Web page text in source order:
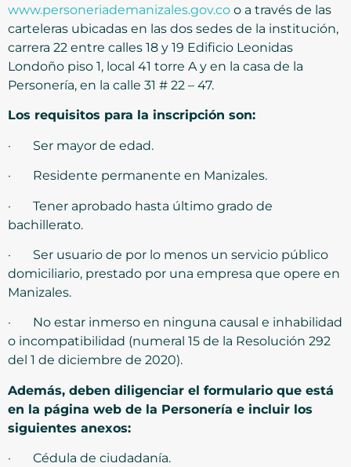
www.personeriademanizales.gov.co o a través de las
carteleras ubicadas en las dos sedes de la institución,
carrera 22 entre calles 18 y 19 Edificio Leonidas
Londoño piso 1, local 41 torre A y en la casa de la
Personería, en la calle 31 # 22 – 47.
Los requisitos para la inscripción son:
· Ser mayor de edad.
· Residente permanente en Manizales.
· Tener aprobado hasta último grado de
bachillerato.
· Ser usuario de por lo menos un servicio público
domiciliario, prestado por una empresa que opere en
Manizales.
· No estar inmerso en ninguna causal e inhabilidad
o incompatibilidad (numeral 15 de la Resolución 292
del 1 de diciembre de 2020).
Además, deben diligenciar el formulario que está
en la página web de la Personería e incluir los
siguientes anexos:
· Cédula de ciudadanía.